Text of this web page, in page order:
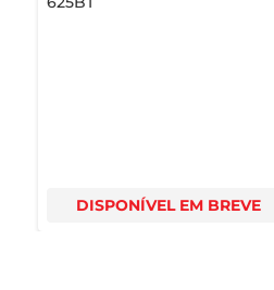
DISPONÍVEL EM BREVE